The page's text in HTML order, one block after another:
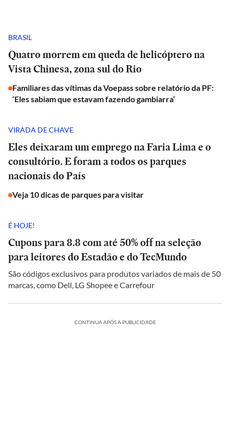
BRASIL
Quatro morrem em queda de helicóptero na
Vista Chinesa, zona sul do Rio
Familiares das vítimas da Voepass sobre relatório da PF:
‘Eles sabiam que estavam fazendo gambiarra’
VIRADA DE CHAVE
Eles deixaram um emprego na Faria Lima e o
consultório. E foram a todos os parques
nacionais do País
Veja 10 dicas de parques para visitar
É HOJE!
Cupons para 8.8 com até 50% off na seleção
para leitores do Estadão e do TecMundo
São códigos exclusivos para produtos variados de mais de 50
marcas, como Dell, LG Shopee e Carrefour
CONTINUA APÓS A PUBLICIDADE